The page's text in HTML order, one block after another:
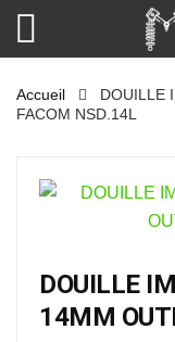
Accueil
DOUILLE
FACOM NSD.14L
DOUILLE
14MM